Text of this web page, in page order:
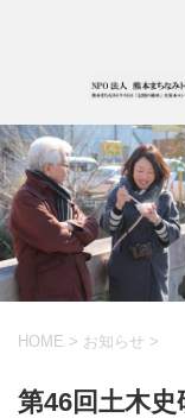
HOME > お知らせ >
第46回土木